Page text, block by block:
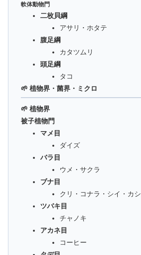
軟体動物門
二枚貝綱
アサリ・ホタテ
腹足綱
カタツムリ
頭足綱
タコ
🌱 植物界・菌界・ミクロ
🌱 植物界
被子植物門
マメ目
ダイズ
バラ目
ウメ・サクラ
ブナ目
クリ・コナラ・シイ・カシ
ツバキ目
チャノキ
アカネ目
コーヒー